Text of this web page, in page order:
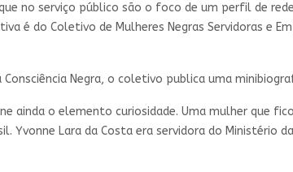
no serviço público são o foco de um perfil de
é do Coletivo de Mulheres Negras Servidoras e
Negra, o coletivo publica uma
ainda o elemento curiosidade. Uma mulher que
Yvonne Lara da Costa era servidora do Ministério